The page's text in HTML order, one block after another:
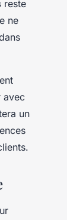
reste
ne
avec
un